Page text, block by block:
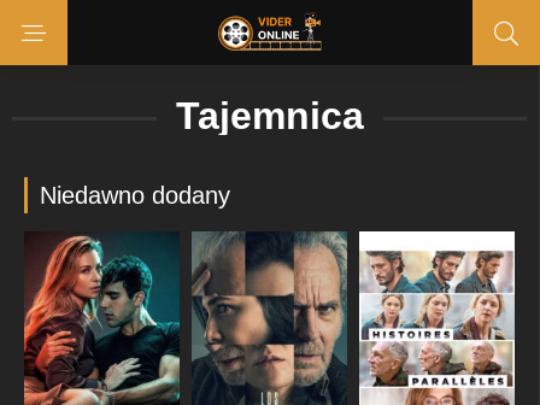
Tajemnica
Niedawno dodany